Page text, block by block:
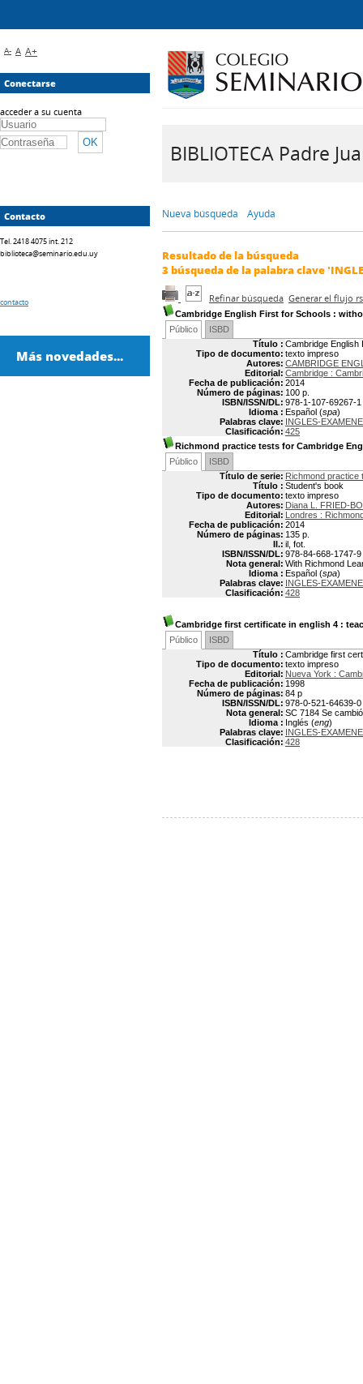
BIBLIOTECA Padre
Nueva búsqueda Ayuda
Resultado de la búsqueda
3 búsqueda de la palabra clave
Refinar búsqueda Generar el flujo
Cambridge English First for Schools :
Público
ISBD
Título : Cambridge
Tipo de documento: texto impreso
Autores: CAMBRIDGE
Editorial: Cambridge :
Fecha de publicación: 2014
Número de páginas: 100 p.
ISBN/ISSN/DL: 978-1-107-69267-1
Idioma : Español (spa)
Palabras clave: INGLES-
Clasificación: 425
Richmond practice tests for Cambridge
Público
ISBD
Título de serie: Richmond practice
Título : Student's book
Tipo de documento: texto impreso
Autores: Diana L. FRIED-
Editorial: Londres :
Fecha de publicación: 2014
Número de páginas: 135 p.
Il.: il, fot.
ISBN/ISSN/DL: 978-84-668-1747-9
Nota general: With Richmond
Idioma : Español (spa)
Palabras clave: INGLES-
Clasificación: 428
Cambridge first certificate in english 4 :
Público
ISBD
Título : Cambridge first
Tipo de documento: texto impreso
Editorial: Nueva York :
Fecha de publicación: 1998
Número de páginas: 84 p
ISBN/ISSN/DL: 978-0-521-64639-0
Nota general: SC 7184 Se
Idioma : Inglés (eng)
Palabras clave: INGLES-
Clasificación: 428
A- A A+
Conectarse
acceder a su cuenta
Contacto
Tel. 2418 4075 int. 212
biblioteca@seminario.edu.uy
contacto
Más novedades...